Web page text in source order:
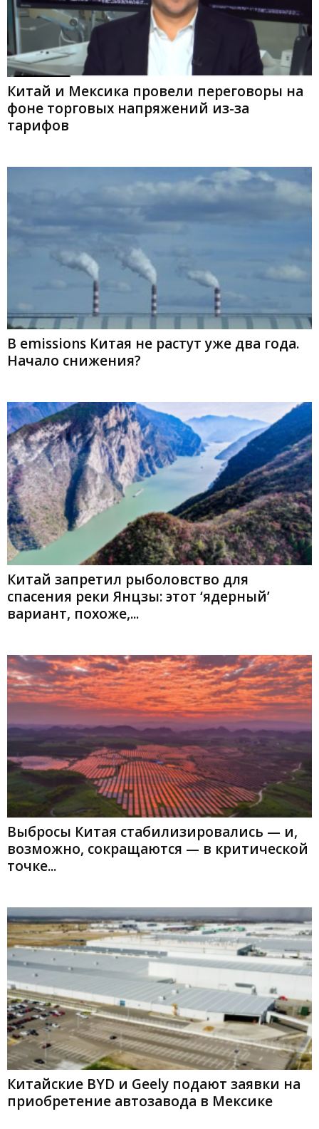
Китай и Мексика провели переговоры на
фоне торговых напряжений из-за
тарифов
В emissions Китая не растут уже два года.
Начало снижения?
Китай запретил рыболовство для
спасения реки Янцзы: этот ‘ядерный’
вариант, похоже,...
Выбросы Китая стабилизировались — и,
возможно, сокращаются — в критической
точке...
Китайские BYD и Geely подают заявки на
приобретение автозавода в Мексике